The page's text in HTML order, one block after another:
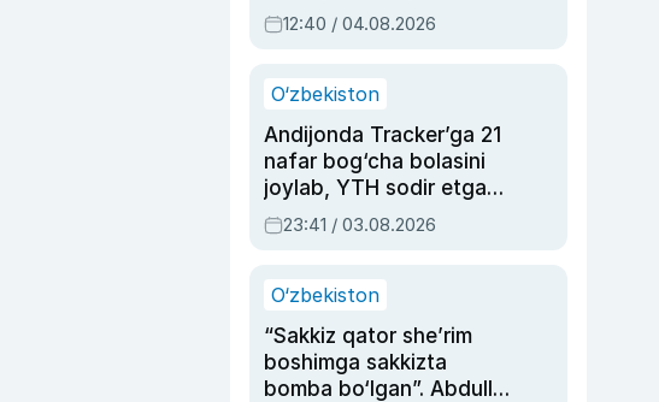
intellektni boshqara
olmay qolishidan xavotir
12:40 / 04.08.2026
O‘zbekiston
Andijonda Tracker’ga 21
nafar bog‘cha bolasini
joylab, YTH sodir etgan
ayolga sud hukmi o‘qildi
23:41 / 03.08.2026
O‘zbekiston
“Sakkiz qator she’rim
boshimga sakkizta
bomba bo‘lgan”. Abdulla